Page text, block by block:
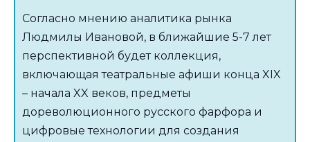
Согласно мнению аналитика рынка
Людмилы Ивановой, в ближайшие 5-7 лет
перспективной будет коллекция,
включающая театральные афиши конца XIX
– начала XX веков, предметы
дореволюционного русского фарфора и
цифровые технологии для создания